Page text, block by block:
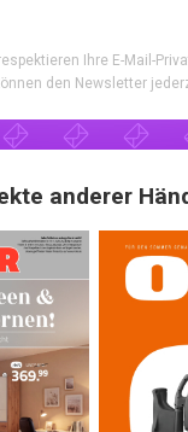
Ihre E-Mail-
den Newsletter
anderer